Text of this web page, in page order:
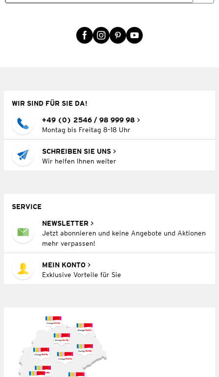
WIR SIND FÜR SIE DA!
+49 (0) 2546 / 98 999 98
Montag bis Freitag 8–18 Uhr
SCHREIBEN SIE UNS
Wir helfen Ihnen weiter
SERVICE
NEWSLETTER
Jetzt abonnieren und keine Angebote und Aktionen
mehr verpassen!
MEIN KONTO
Exklusive Vorteile für Sie